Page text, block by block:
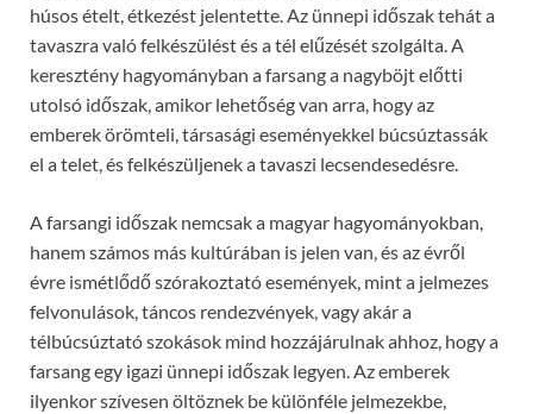
húsos ételt, étkezést jelentette. Az ünnepi időszak tehát a
tavaszra való felkészülést és a tél elűzését szolgálta. A
keresztény hagyományban a farsang a nagyböjt előtti
utolsó időszak, amikor lehetőség van arra, hogy az
emberek örömteli, társasági eseményekkel búcsúztassák
el a telet, és felkészüljenek a tavaszi lecsendesedésre.
A farsangi időszak nemcsak a magyar hagyományokban,
hanem számos más kultúrában is jelen van, és az évről
évre ismétlődő szórakoztató események, mint a jelmezes
felvonulások, táncos rendezvények, vagy akár a
télbúcsúztató szokások mind hozzájárulnak ahhoz, hogy a
farsang egy igazi ünnepi időszak legyen. Az emberek
ilyenkor szívesen öltöznek be különféle jelmezekbe,